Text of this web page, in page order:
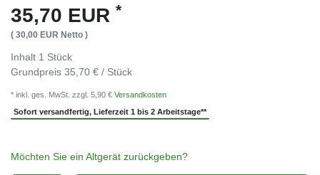
35,70 EUR *
( 30,00 EUR Netto )
Inhalt 1 Stück
Grundpreis 35,70 € / Stück
* inkl. ges. MwSt. zzgl. 5,90 € Versandkosten
Sofort versandfertig, Lieferzeit 1 bis 2 Arbeitstage**
Möchten Sie ein Altgerät zurückgeben?